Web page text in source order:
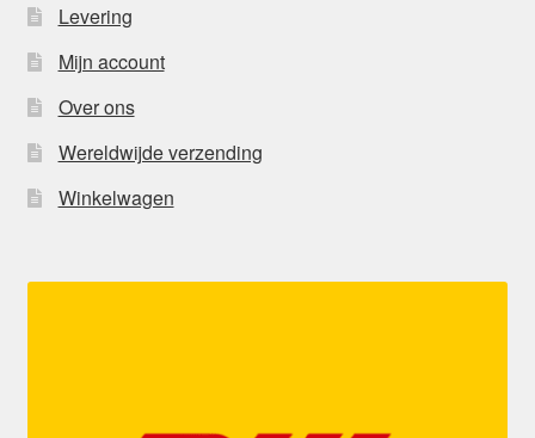
Levering
Mijn account
Over ons
Wereldwijde verzending
Winkelwagen